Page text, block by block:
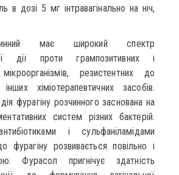
в дозі 5 мг інтравагінально на ніч,
має широкий спектр
дії проти грампозитивних і
резистентних до
хіміотерапевтичних засобів.
дія фурагіну розчинного заснована на
систем різних бактерій.
і сульфаніламідами
фурагіну розвивається повільно і
Фурасол пригнічує здатність